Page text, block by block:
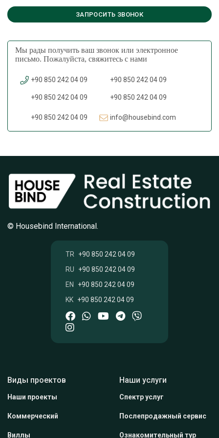
Мы рады получить ваш звонок или электронное
письмо. Пожалуйста, свяжитесь с нами
+90 850 242 04 09 +90 850 242 04 09
+90 850 242 04 09 +90 850 242 04 09
+90 850 242 04 09 info@housebind.com
© Housebind International.
Виды проектов
Наши проекты
Коммерческий
Виллы
Наши услуги
Спектр услуг
Послепродажный сервис
Ознакомительный тур
TR
+90 850 242 04 09
RU
+90 850 242 04 09
EN
+90 850 242 04 09
KK +90 850 242 04 09